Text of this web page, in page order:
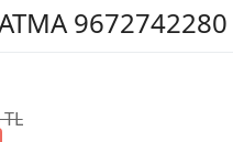
9672742280